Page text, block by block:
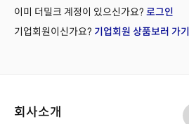
이미 더밀크 계정이 있으신가요? 로그인
기업회원이신가요? 기업회원 상품보러 가기
회사소개